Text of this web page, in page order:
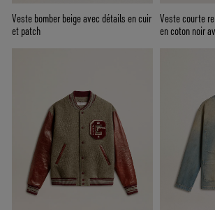
Veste bomber beige avec détails en cuir
et patch
Veste courte
en coton noir